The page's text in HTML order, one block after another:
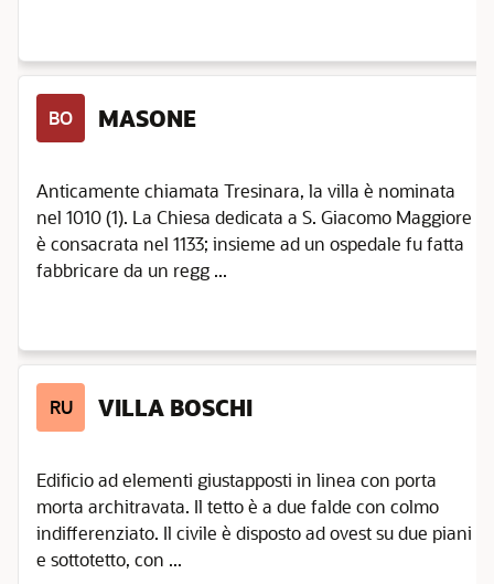
BO MASONE
Anticamente chiamata Tresinara, la villa è nominata
nel 1010 (1). La Chiesa dedicata a S. Giacomo Maggiore
è consacrata nel 1133; insieme ad un ospedale fu fatta
fabbricare da un regg ...
RU VILLA BOSCHI
Edificio ad elementi giustapposti in linea con porta
morta architravata. Il tetto è a due falde con colmo
indifferenziato. Il civile è disposto ad ovest su due piani
e sottotetto, con ...